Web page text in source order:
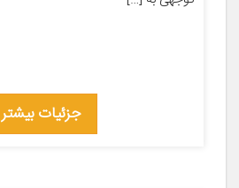
جزئیات بیشتر